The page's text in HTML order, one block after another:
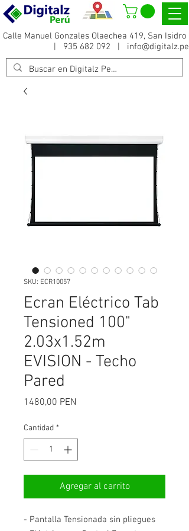
Calle Manuel Gonzales Olaechea 419, San Isidro
935 682 092 info@digitalz.pe
SKU: ECR10057
Ecran Eléctrico Tab
Tensioned 100"
2.03x1.52m
EVISION - Techo
Pared
1480,00 PEN
Cantidad *
Agregar al carrito
- Pantalla Tensionada sin pliegues